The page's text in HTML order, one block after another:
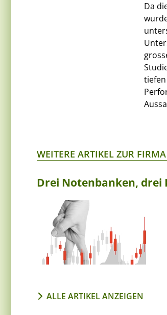
Da
WEITERE ARTIKEL ZUR
Drei Notenbanken, drei
ALLE ARTIKEL ANZEIGEN